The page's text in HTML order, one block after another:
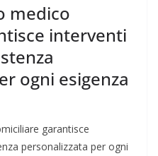
medico
interventi
ogni esigenza
garantisce
personalizzata per ogni